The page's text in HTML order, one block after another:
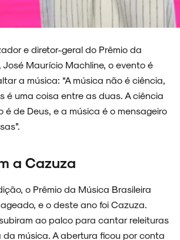
e diretor-geral do Prêmio da
José Maurício Machline, o evento é
a música: “A música não é ciência,
é uma coisa entre as duas. A ciência
é de Deus, e a música é o mensageiro
a Cazuza
o Prêmio da Música Brasileira
e o deste ano foi Cazuza.
ao palco para cantar releituras
música. A abertura ficou por conta